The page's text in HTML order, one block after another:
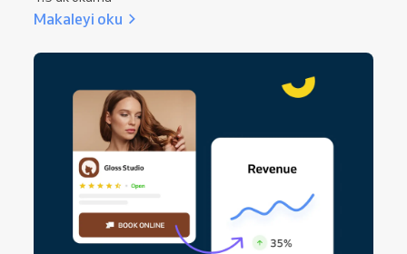
Makaleyi oku